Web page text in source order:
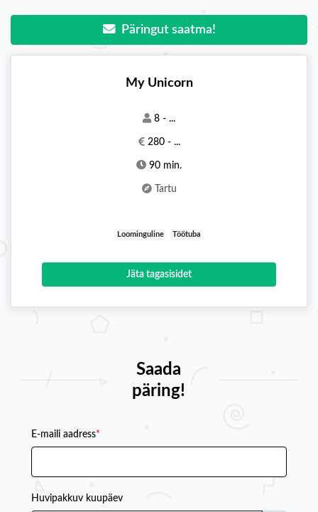
Päringut saatma!
My Unicorn
8 - ...
280 - ...
90 min.
Tartu
Loominguline Töötuba
Jäta tagasisidet
Saada
päring!
E-maili aadress*
Huvipakkuv kuupäev